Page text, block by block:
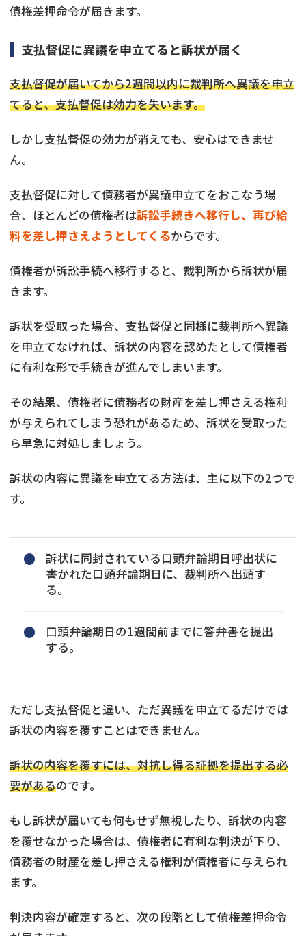
債権差押命令が届きます。
支払督促に異議を申立てると訴状が届く
支払督促が届いてから2週間以内に裁判所へ異議を申立
てると、支払督促は効力を失います。
しかし支払督促の効力が消えても、安心はできませ
ん。
支払督促に対して債務者が異議申立てをおこなう場
合、ほとんどの債権者は訴訟手続きへ移行し、再び給
料を差し押さえようとしてくるからです。
債権者が訴訟手続へ移行すると、裁判所から訴状が届
きます。
訴状を受取った場合、支払督促と同様に裁判所へ異議
を申立てなければ、訴状の内容を認めたとして債権者
に有利な形で手続きが進んでしまいます。
その結果、債権者に債務者の財産を差し押さえる権利
が与えられてしまう恐れがあるため、訴状を受取った
ら早急に対処しましょう。
訴状の内容に異議を申立てる方法は、主に以下の2つで
す。
訴状に同封されている口頭弁論期日呼出状に
書かれた口頭弁論期日に、裁判所へ出頭す
る。
口頭弁論期日の1週間前までに答弁書を提出
する。
ただし支払督促と違い、ただ異議を申立てるだけでは
訴状の内容を覆すことはできません。
訴状の内容を覆すには、対抗し得る証拠を提出する必
要があるのです。
もし訴状が届いても何もせず無視したり、訴状の内容
を覆せなかった場合は、債権者に有利な判決が下り、
債務者の財産を差し押さえる権利が債権者に与えられ
ます。
判決内容が確定すると、次の段階として債権差押命令